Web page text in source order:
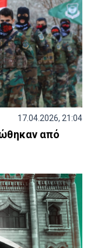
17.04.2026, 21:04
από